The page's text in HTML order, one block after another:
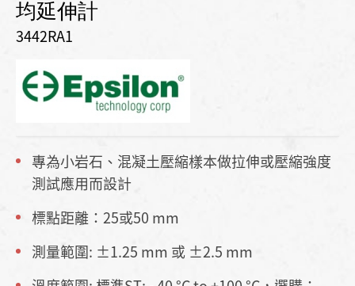
均延伸計
3442RA1
專為小岩石、混凝土壓縮樣本做拉伸或壓縮強度
測試應用而設計
標點距離：25或50 mm
測量範圍: ±1.25 mm 或 ±2.5 mm